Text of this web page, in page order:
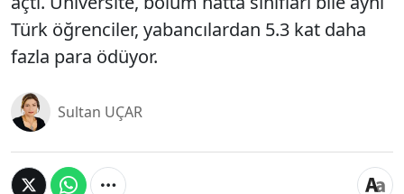
Türk öğrenciler, yabancılardan 5.3 kat daha
fazla para ödüyor.
Sultan UÇAR